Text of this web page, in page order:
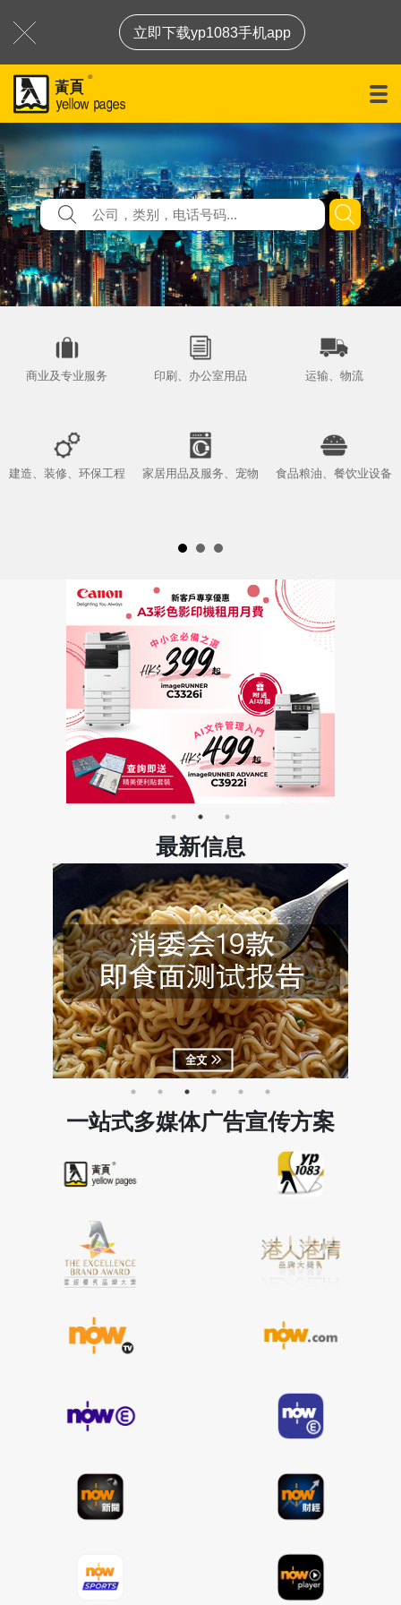
立即下载yp1083手机app
商业及专业服务 印刷、办公室用品 运输、物流
建造、装修、环保工程 家居用品及服务、宠物 食品粮油、餐饮业设备
最新信息
一站式多媒体广告宣传方案